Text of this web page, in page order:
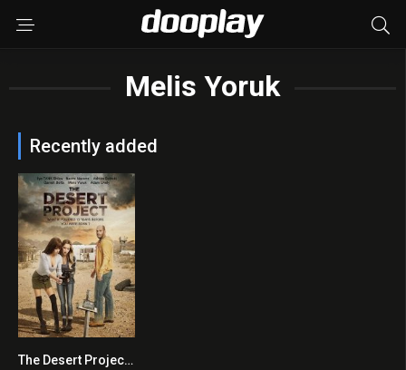
Melis Yoruk
Recently added
0The Desert Project 2020 en Streaming HD Gratuit !